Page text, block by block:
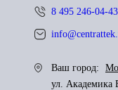
8 495 246-04-43
Ваш город:
ул. Академика